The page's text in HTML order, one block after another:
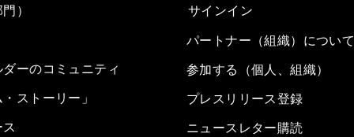
）
ーのコミュニティ
ストーリー」
サインイン
パートナー（組織）につい
参加する（個人、組織）
プレスリリース登録
ニュースレター購読